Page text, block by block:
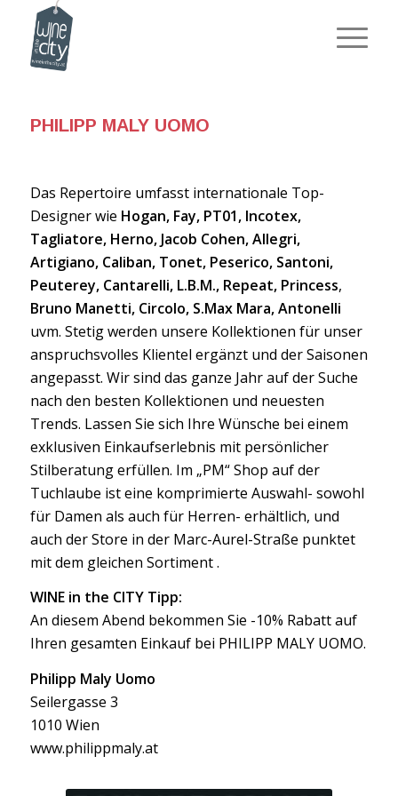
PHILIPP MALY UOMO
Das Repertoire umfasst internationale Top-
Designer wie Hogan, Fay, PT01, Incotex,
Tagliatore, Herno, Jacob Cohen, Allegri,
Artigiano, Caliban, Tonet, Peserico, Santoni,
Peuterey, Cantarelli, L.B.M., Repeat, Princess,
Bruno Manetti, Circolo, S.Max Mara, Antonelli
uvm. Stetig werden unsere Kollektionen für unser
anspruchsvolles Klientel ergänzt und der Saisonen
angepasst. Wir sind das ganze Jahr auf der Suche
nach den besten Kollektionen und neuesten
Trends. Lassen Sie sich Ihre Wünsche bei einem
exklusiven Einkaufserlebnis mit persönlicher
Stilberatung erfüllen. Im „PM“ Shop auf der
Tuchlaube ist eine komprimierte Auswahl- sowohl
für Damen als auch für Herren- erhältlich, und
auch der Store in der Marc-Aurel-Straße punktet
mit dem gleichen Sortiment .
WINE in the CITY Tipp:
An diesem Abend bekommen Sie -10% Rabatt auf
Ihren gesamten Einkauf bei PHILIPP MALY UOMO.
Philipp Maly Uomo
Seilergasse 3
1010 Wien
www.philippmaly.at